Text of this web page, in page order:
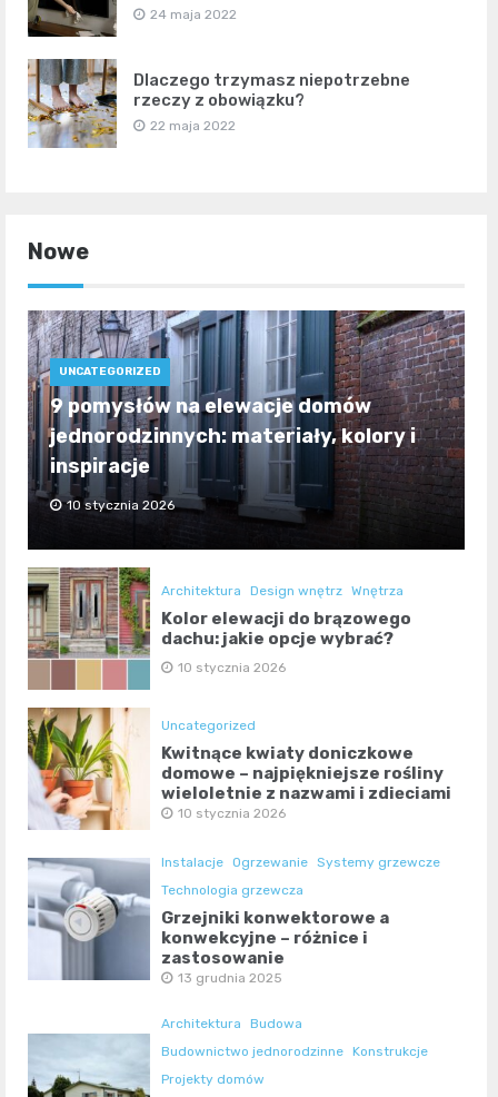
24 maja 2022
Dlaczego trzymasz niepotrzebne
rzeczy z obowiązku?
22 maja 2022
Nowe
UNCATEGORIZED
9 pomysłów na elewacje domów
jednorodzinnych: materiały, kolory i
inspiracje
10 stycznia 2026
Architektura Design wnętrz Wnętrza
Kolor elewacji do brązowego
dachu: jakie opcje wybrać?
10 stycznia 2026
Uncategorized
Kwitnące kwiaty doniczkowe
domowe – najpiękniejsze rośliny
wieloletnie z nazwami i zdjęciami
10 stycznia 2026
Instalacje Ogrzewanie Systemy grzewcze
Technologia grzewcza
Grzejniki konwektorowe a
konwekcyjne – różnice i
zastosowanie
13 grudnia 2025
Architektura
Budowa
Budownictwo jednorodzinne Konstrukcje
Projekty domów